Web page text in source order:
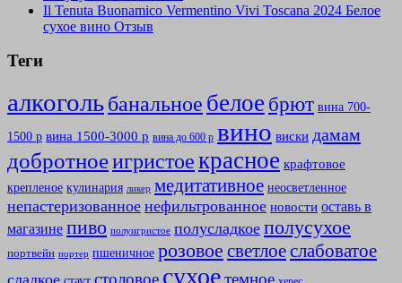
Il Tenuta Buonamico Vermentino Vivi Toscana 2024 Белое
сухое вино Отзыв
Теги
алкогольбанальное белое брют вина 700-
1500 р вина 1500-3000 р вина до 600 р вино виски дамам
добротноеигристоекрасное крафтовое
крепленое кулинария ликер медитативное неосветленное
непастеризованное нефильтрованное новости оставь в
магазине пиво полуигристое полусладкое полусухое
портвейн портер пшеничное розовое светлоеслабоватое
столовое сухоетемное